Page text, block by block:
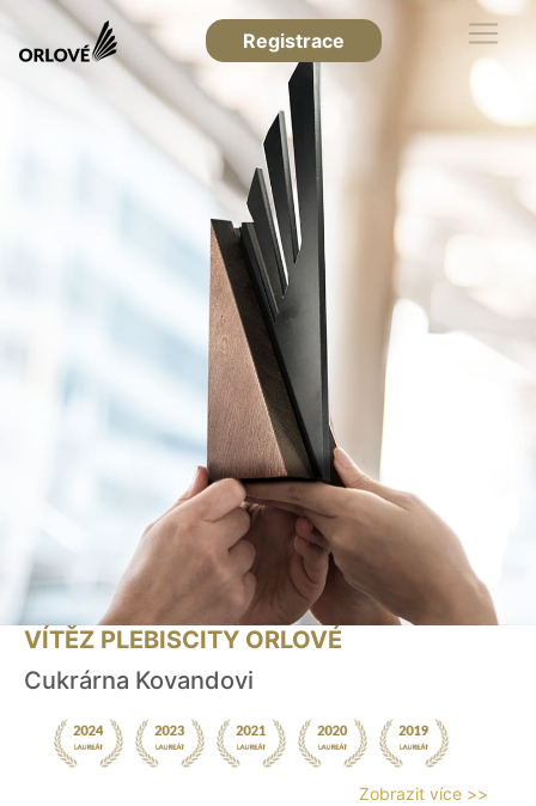
Registrace
VÍTĚZ PLEBISCITY ORLOVÉ
Cukrárna Kovandovi
Zobrazit více >>